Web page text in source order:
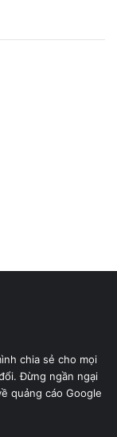
chia sẻ cho mọi
Đừng ngần ngại
quảng cáo Google